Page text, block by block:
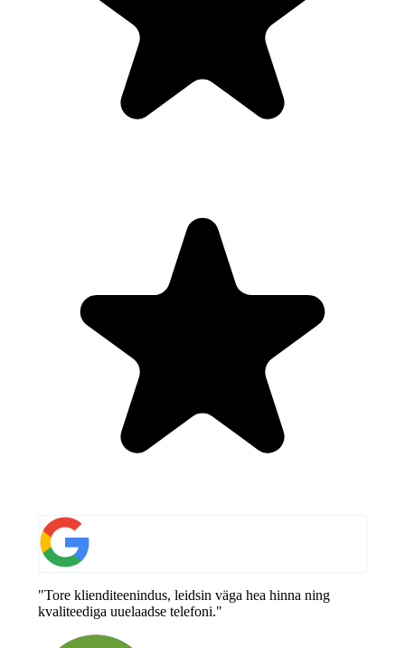
"Tore klienditeenindus, leidsin väga hea hinna ning
kvaliteediga uuelaadse telefoni."